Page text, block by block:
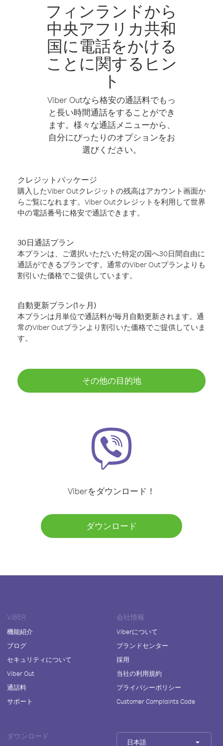
フィンランドから
中央アフリカ共和
国に電話をかける
ことに関するヒン
ト
Viber Outなら格安の通話料でもっ
と長い時間通話をすることができ
ます。様々な通話メニューから、
自分にぴったりのオプションをお
選びください。
クレジットパッケージ
購入したViber Outクレジットの残高はアカウント画面か
らご覧になれます。Viber Outクレジットを利用して世界
中の電話番号に格安で通話できます。
30日通話プラン
本プランは、ご選択いただいた特定の国へ30日間自由に
通話ができるプランです。通常のViber Outプランよりも
割引いた価格でご提供しています。
自動更新プラン(1ヶ月)
本プランは月単位で通話料が毎月自動更新されます。通
常のViber Outプランより割引いた価格でご提供していま
す。
その他の目的地
Viberをダウンロード！
ダウンロード
VIBER
機能紹介
ブログ
セキュリティについて
Viber Out
通話料
サポート
会社情報
Viberについて
ブランドセンター
採用
当社の利用規約
プライバシーポリシー
Customer Complaints Code
ダウンロード
日本語